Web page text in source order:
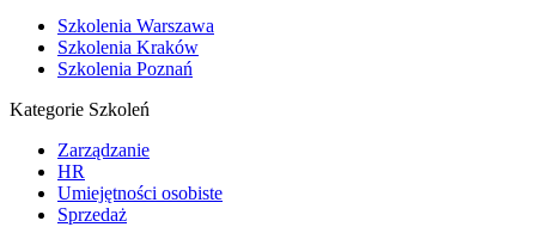
Szkolenia Warszawa
Szkolenia Kraków
Szkolenia Poznań
Kategorie Szkoleń
Zarządzanie
HR
Umiejętności osobiste
Sprzedaż